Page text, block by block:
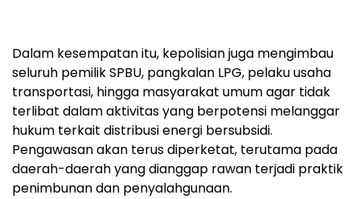
Dalam kesempatan itu, kepolisian juga mengimbau
seluruh pemilik SPBU, pangkalan LPG, pelaku usaha
transportasi, hingga masyarakat umum agar tidak
terlibat dalam aktivitas yang berpotensi melanggar
hukum terkait distribusi energi bersubsidi.
Pengawasan akan terus diperketat, terutama pada
daerah-daerah yang dianggap rawan terjadi praktik
penimbunan dan penyalahgunaan.